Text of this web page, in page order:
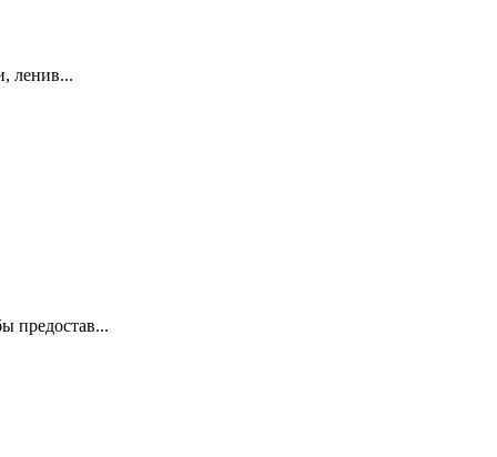
ленив...
предостав...